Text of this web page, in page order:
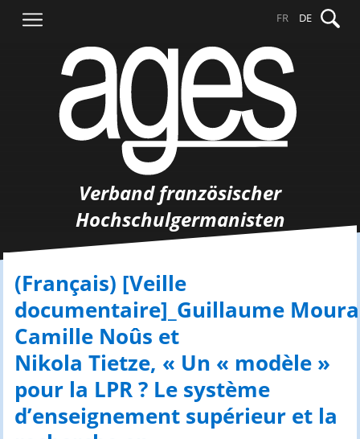
Inhalt
nach:
FR DE
Verband französischer
Hochschulgermanisten
(Français) [Veille
documentaire]_Guillaume
Camille Noûs et
Nikola Tietze, « Un « modèle »
pour la LPR ? Le système
d’enseignement supérieur et la